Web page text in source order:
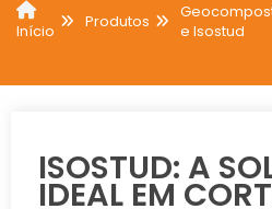
Início
Produtos
e Isostud
ISOSTUD: A
IDEAL EM